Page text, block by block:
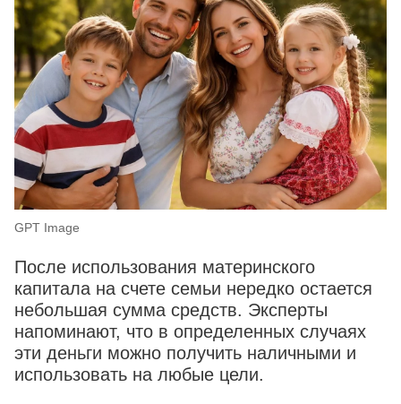
GPT Image
После использования материнского
капитала на счете семьи нередко остается
небольшая сумма средств. Эксперты
напоминают, что в определенных случаях
эти деньги можно получить наличными и
использовать на любые цели.